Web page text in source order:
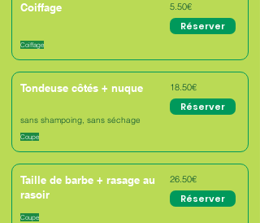
Coiffage 5.50€
Réserver
Coiffage
Tondeuse côtés + nuque 18.50€
Réserver
sans shampoing, sans séchage
Coupe
Taille de barbe + rasage au
rasoir
26.50€
Réserver
Coupe